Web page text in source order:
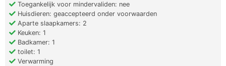
Toegankelijk voor mindervaliden: nee
Huisdieren: geaccepteerd onder voorwaarden
Aparte slaapkamers: 2
Keuken: 1
Badkamer: 1
toilet: 1
Verwarming